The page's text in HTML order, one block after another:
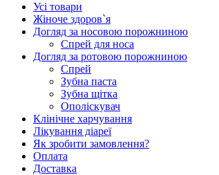
Усi товари
Жіноче здоров`я
Догляд за носовою порожниною
Спрей для носа
Догляд за ротовою порожниною
Спрей
Зубна паста
Зубна щiтка
Ополіскувач
Клiнiчне харчування
Лiкування дiареї
Як зробити замовлення?
Оплата
Доставка